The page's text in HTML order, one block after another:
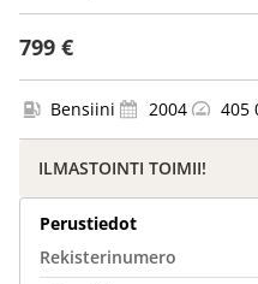
799 €
Bensiini 2004 405
ILMASTOINTI TOIMII!
Perustiedot
Rekisterinumero